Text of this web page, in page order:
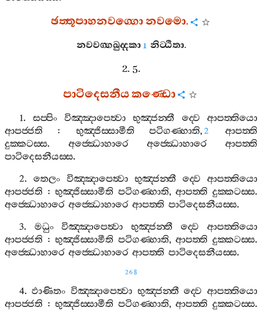
ඡත‍්තූපාහනවග‍්ගොනවමො.
නවවග‍්ගඛුද‍්දකා1 නිට‍්ඨිතා.
2. 5.
පාටිදෙසනීයකණ‍්ඩො
1. සප‍්පිං විඤ‍්ඤාපෙත්‍වා භුඤ‍්ජන‍්තී ද‍්වෙ
ආපත‍්තියො
ආපජ‍්ජති : භුඤ‍්ජිස‍්සාමීති පටිගණ‍්හාති, 2
ආපත‍්ති
දුක‍්කටස‍්ස. අජ‍්ඣොහාරෙ අජ‍්ඣොහාරෙ
ආපත‍්ති
පාටිදෙසනීයස‍්ස.
2. තෙලං විඤ‍්ඤාපෙත්‍වා භුඤ‍්ජන‍්තී ද‍්වෙ
ආපත‍්තියො
ආපජ‍්ජති :භුඤ‍්ජිස‍්සාමීති පටිගණ‍්හාති,ආපත‍්ති දුක‍්කටස‍්ස.
අජ‍්ඣොහාරෙ අජ‍්ඣොහාරෙ ආපත‍්ති පාටිදෙසනීයස‍්ස.
3. මධුං විඤ‍්ඤාපෙත්‍වා භුඤ‍්ජන‍්තී ද‍්වෙ
ආපත‍්තියො
ආපජ‍්ජති :භුඤ‍්ජිස‍්සාමීති පටිගණ‍්හාති,ආපත‍්ති දුක‍්කටස‍්ස.
අජ‍්ඣොහාරෙ අජ‍්ඣොහාරෙ ආපත‍්ති පාටිදෙසනීයස‍්ස.
268
4.ඵාණිතං විඤ‍්ඤාපෙත්‍වා භුඤ‍්ජන‍්තී ද‍්වෙ ආපත‍්තියො
ආපජ‍්ජති :භුඤ‍්ජිස‍්සාමීති පටිගණ‍්හාති,ආපත‍්ති දුක‍්කටස‍්ස.